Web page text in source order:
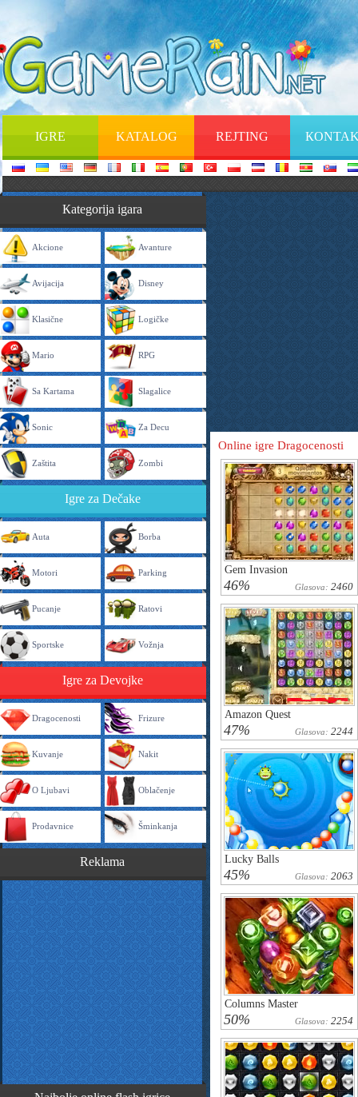
IGRE KATALOG REJTING
Каtegorija igara
Akcione Avanture
Avijacija Disney
Klasične Logičke
Mario RPG
Sa Kartama Slagalice
Sonic Za Decu
Zaštita Zombi
Igre za Dečake
Auta Borba
Motori Parking
Pucanje Ratovi
Sportske Vožnja
Igre za Devojke
Dragocenosti Frizure
Kuvanje Nakit
O Ljubavi Oblačenje
Prodavnice Šminkanja
Reklama
Оnline igre Dragocenosti
Gem Invasion
46% Glasova: 2460
Amazon Quest
47% Glasova: 2244
Lucky Balls
45% Glasova: 2063
Columns Master
50% Glasova: 2254